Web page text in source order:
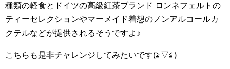
種類の軽食とドイツの高級紅茶ブランド ロンネフェルトの
ティーセレクションやマーメイド着想のノンアルコールカ
クテルなどが提供されるそうですよ♪
こちらも是非チャレンジしてみたいです(≧▽≦)